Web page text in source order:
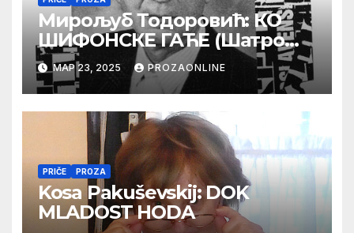
Мирољуб Тодоровић: КО
ШИФОНСКЕ ГАЋЕ (Шатро
жваке)
МАР 23, 2025 PROZAONLINE
PRIČE PROZA
Kosa Pakuševskij: DOK
MLADOST HODA